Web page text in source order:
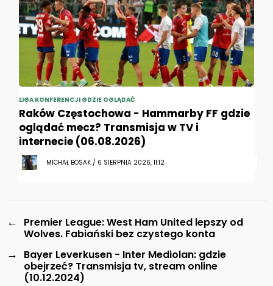
LIGA KONFERENCJI GDZIE OGLĄDAĆ
Raków Częstochowa - Hammarby FF gdzie
oglądać mecz? Transmisja w TV i
internecie (06.08.2026)
MICHAŁ BOSAK / 6 SIERPNIA 2026, 11:12
←
Premier League: West Ham United lepszy od
Wolves. Fabiański bez czystego konta
→
Bayer Leverkusen - Inter Mediolan: gdzie
obejrzeć? Transmisja tv, stream online
(10.12.2024)